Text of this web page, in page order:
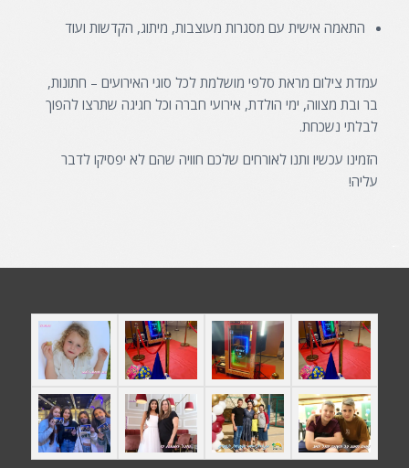
התאמה אישית עם מסגרות מעוצבות, מיתוג, הקדשות ועוד
עמדת צילום מראת סלפי מושלמת לכל סוגי האירועים – חתונות,
בר ובת מצווה, ימי הולדת, אירועי חברה וכל חגיגה שתרצו להפוך
לבלתי נשכחת.
הזמינו עכשיו ותנו לאורחים שלכם חוויה שהם לא יפסיקו לדבר
עליה!